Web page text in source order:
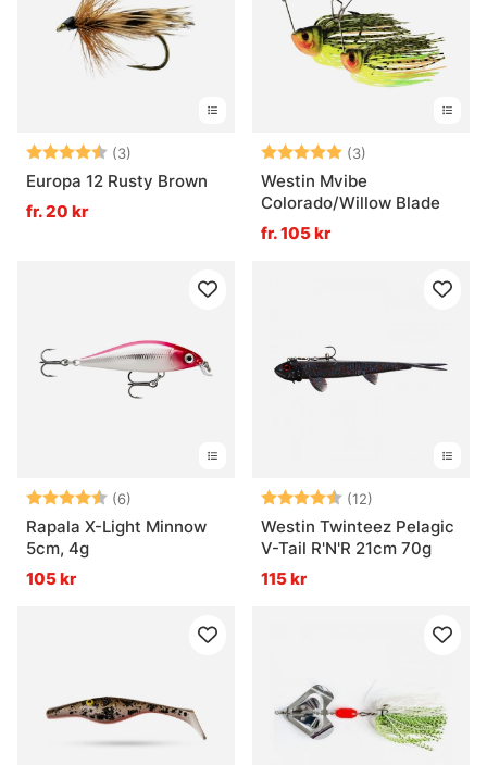
Betyg: (3)
4.7 utav 5 stjärnor
Europa 12 Rusty Brown
fr. 20 kr
Betyg: (3)
Westin Mvibe
Colorado/Willow Blade
fr. 105 kr
Betyg: (6)
4.7 utav 5 stjärnor
Rapala X-Light Minnow
5cm, 4g
105 kr
Betyg: (12)
Westin Twinteez Pelagic
V-Tail R'N'R 21cm 70g
115 kr